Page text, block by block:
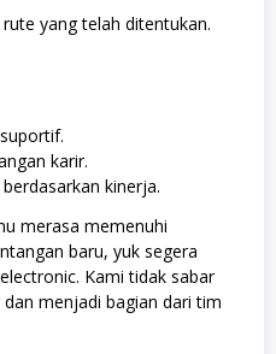
yang telah ditentukan.
karir.
kinerja.
merasa memenuhi
baru, yuk segera
Kami tidak sabar
menjadi bagian dari tim